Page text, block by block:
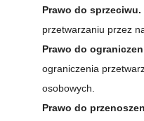
Prawo do sprzeciwu.
przetwarzaniu przez
Prawo do
ograniczenia
osobowych.
Prawo do